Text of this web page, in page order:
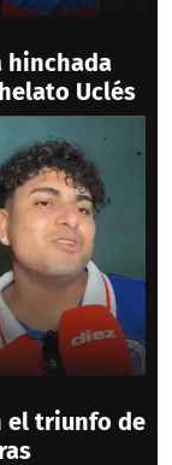
hinchada
Uclés
el triunfo de